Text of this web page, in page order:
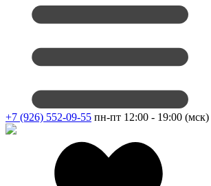
+7 (926) 552-09-55 пн-пт 12:00 - 19:00 (мск)